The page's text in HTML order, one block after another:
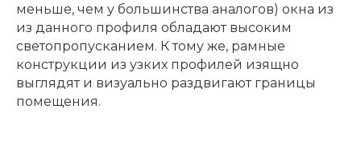
меньше, чем у большинства аналогов) окна из
из данного профиля обладают высоким
светопропусканием. К тому же, рамные
конструкции из узких профилей изящно
выглядят и визуально раздвигают границы
помещения.